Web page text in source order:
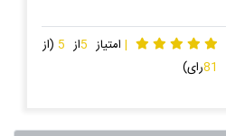
| امتیاز 5از 5 (از
81رای)